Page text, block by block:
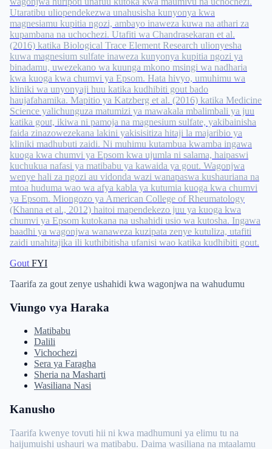
Utaratibu uliopendekezwa unahusisha kunyonya kwa
magnesiamu kupitia ngozi, ambayo inaweza kuwa na athari za
kupambana na uchochezi. Utafiti wa Chandrasekaran et al.
(2016) katika Biological Trace Element Research ulionyesha
kuwa magnesium sulfate inaweza kunyonya kupitia ngozi ya
binadamu, uwezekano wa kuunga mkono msingi wa nadharia
kwa kuoga kwa chumvi ya Epsom. Hata hivyo, umuhimu wa
kliniki wa unyonyaji huu katika kudhibiti gout bado
haujafahamika. Mapitio ya Katzberg et al. (2016) katika Medicine
Science yalichunguza matumizi ya mawakala mbalimbali ya juu
katika gout, ikiwa ni pamoja na magnesium sulfate, yakibainisha
faida zinazowezekana lakini yakisisitiza hitaji la majaribio ya
kliniki madhubuti zaidi. Ni muhimu kutambua kwamba ingawa
kuoga kwa chumvi ya Epsom kwa ujumla ni salama, haipaswi
kuchukua nafasi ya matibabu ya kawaida ya gout. Wagonjwa
wenye hali za ngozi au vidonda wazi wanapaswa kushauriana na
mtoa huduma wao wa afya kabla ya kutumia kuoga kwa chumvi
ya Epsom. Miongozo ya American College of Rheumatology
(Khanna et al., 2012) haitoi mapendekezo juu ya kuoga kwa
chumvi ya Epsom kutokana na ushahidi usio wa kutosha. Ingawa
baadhi ya wagonjwa wanaweza kuzipata zenye kutuliza, utafiti
zaidi unahitajika ili kuthibitisha ufanisi wao katika kudhibiti gout.
Gout FYI
Taarifa za gout zenye ushahidi kwa wagonjwa na wahudumu
Viungo vya Haraka
Matibabu
Dalili
Vichochezi
Sera ya Faragha
Sheria na Masharti
Wasiliana Nasi
Kanusho
Taarifa kwenye tovuti hii ni kwa madhumuni ya elimu tu na
haijumuishi ushauri wa matibabu. Daima wasiliana na mtaalamu